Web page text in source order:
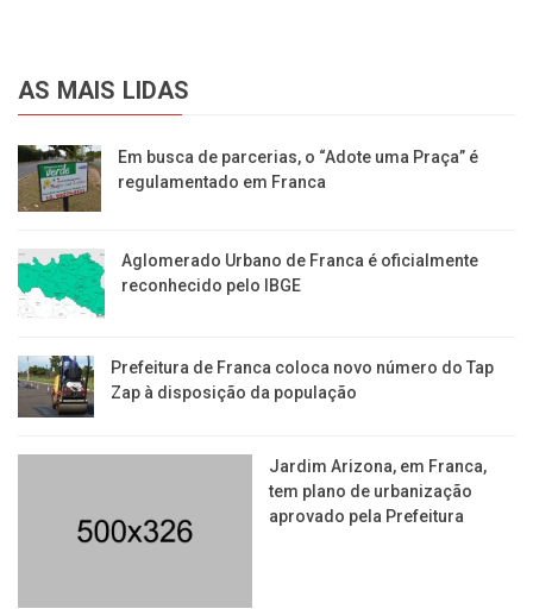
AS MAIS LIDAS
Em busca de parcerias, o “Adote uma Praça” é
regulamentado em Franca
Aglomerado Urbano de Franca é oficialmente
reconhecido pelo IBGE
Prefeitura de Franca coloca novo número do Tap
Zap à disposição da população
Jardim Arizona, em Franca,
tem plano de urbanização
aprovado pela Prefeitura